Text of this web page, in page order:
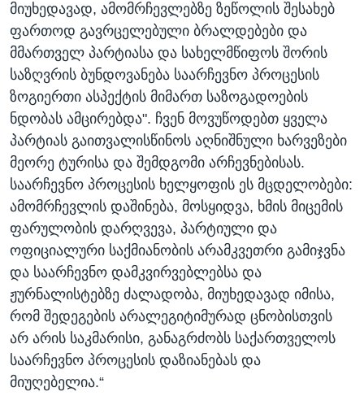
მიუხედავად, ამომრჩევლებზე ზეწოლის შესახებ
ფართოდ გავრცელებული ბრალდებები და
მმართველ პარტიასა და სახელმწიფოს შორის
საზღვრის ბუნდოვანება საარჩევნო პროცესის
ზოგიერთი ასპექტის მიმართ საზოგადოების
ნდობას ამცირებდა". ჩვენ მოვუწოდებთ ყველა
პარტიას გაითვალისწინოს აღნიშნული ხარვეზები
მეორე ტურისა და შემდგომი არჩევნებისას.
საარჩევნო პროცესის ხელყოფის ეს მცდელობები:
ამომრჩევლის დაშინება, მოსყიდვა, ხმის მიცემის
ფარულობის დარღვევა, პარტიული და
ოფიციალური საქმიანობის არამკვეთრი გამიჯვნა
და საარჩევნო დამკვირვებლებსა და
ჟურნალისტებზე ძალადობა, მიუხედავად იმისა,
რომ შედეგების არალეგიტიმურად ცნობისთვის
არ არის საკმარისი, განაგრძობს საქართველოს
საარჩევნო პროცესის დაზიანებას და
მიუღებელია.“